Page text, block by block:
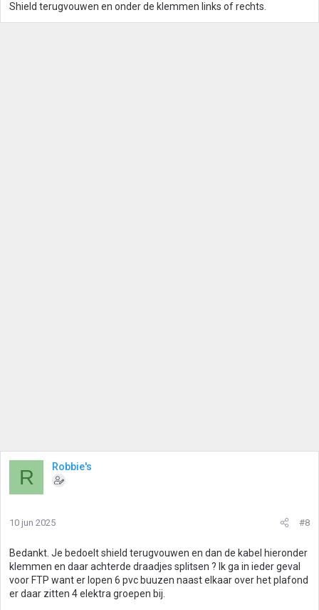
Shield terugvouwen en onder de klemmen links of rechts.
R Robbie's
10 jun 2025 #8
Bedankt. Je bedoelt shield terugvouwen en dan de kabel hieronder
klemmen en daar achterde draadjes splitsen ? Ik ga in ieder geval
voor FTP want er lopen 6 pvc buuzen naast elkaar over het plafond
er daar zitten 4 elektra groepen bij.